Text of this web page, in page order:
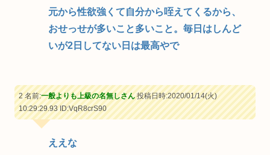
元から性欲強くて自分から咥えてくるから、
おせっせが多いこと多いこと。毎日はしんど
いが2日してない日は最高やで
2 名前:一般よりも上級の名無しさん投稿日時:2020/01/14(火)
10:29:29.93ID:VqR8crS90
ええな